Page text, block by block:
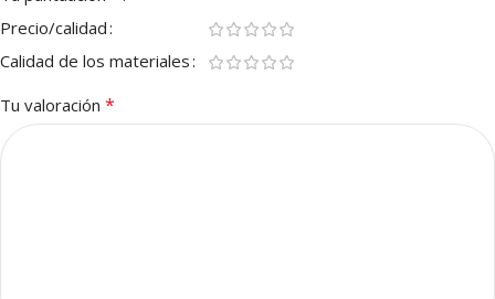
Precio/calidad
Calidad de los materiales
Tu valoración *